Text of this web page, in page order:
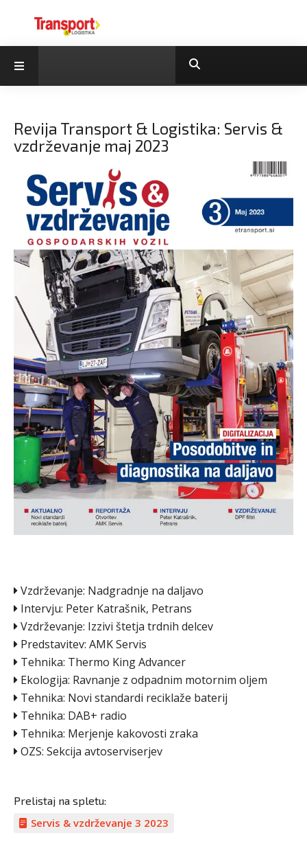
Revija Transport & Logistika: Servis &
vzdrževanje maj 2023
Vzdrževanje: Nadgradnje na daljavo
Intervju: Peter Katrašnik, Petrans
Vzdrževanje: Izzivi štetja trdnih delcev
Predstavitev: AMK Servis
Tehnika: Thermo King Advancer
Ekologija: Ravnanje z odpadnim motornim oljem
Tehnika: Novi standardi reciklaže baterij
Tehnika: DAB+ radio
Tehnika: Merjenje kakovosti zraka
OZS: Sekcija avtoserviserjev
Prelistaj na spletu:
Servis & vzdrževanje 3 2023